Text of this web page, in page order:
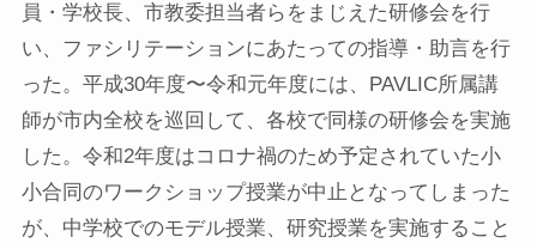
員・学校長、市教委担当者らをまじえた研修会を行
い、ファシリテーションにあたっての指導・助言を行
った。平成30年度〜令和元年度には、PAVLIC所属講
師が市内全校を巡回して、各校で同様の研修会を実施
した。令和2年度はコロナ禍のため予定されていた小
小合同のワークショップ授業が中止となってしまった
が、中学校でのモデル授業、研究授業を実施すること